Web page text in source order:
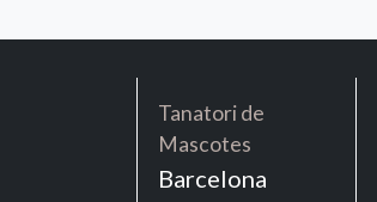
Tanatori de
Mascotes
Barcelona